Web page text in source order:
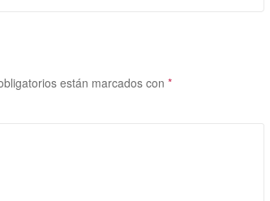
están marcados con *